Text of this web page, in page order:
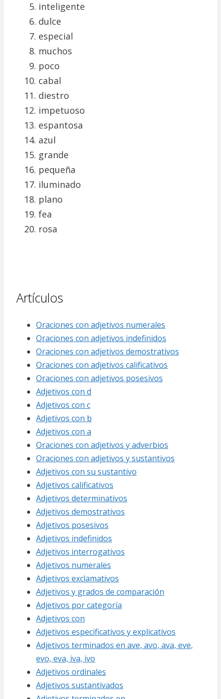
inteligente
dulce
especial
muchos
poco
cabal
diestro
impetuoso
espantosa
azul
grande
pequeña
iluminado
plano
fea
rosa
Artículos
Oraciones con adjetivos numerales
Oraciones con adjetivos indefinidos
Oraciones con adjetivos demostrativos
Oraciones con adjetivos calificativos
Oraciones con adjetivos posesivos
Adjetivos con d
Adjetivos con c
Adjetivos con b
Adjetivos con a
Oraciones con adjetivos y adverbios
Oraciones con adjetivos y sustantivos
Adjetivos con su sustantivo
Adjetivos calificativos
Adjetivos determinativos
Adjetivos demostrativos
Adjetivos posesivos
Adjetivos indefinidos
Adjetivos interrogativos
Adjetivos numerales
Adjetivos exclamativos
Adjetivos y grados de comparación
Adjetivos por categoría
Adjetivos con
Adjetivos especificativos y explicativos
Adjetivos terminados en ave, avo, ava, eve,
evo, eva, iva, ivo
Adjetivos ordinales
Adjetivos sustantivados